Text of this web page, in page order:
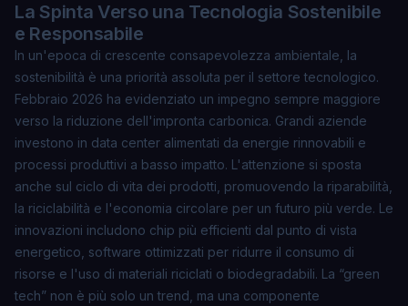
La Spinta Verso una Tecnologia Sostenibile
e Responsabile
In un'epoca di crescente consapevolezza ambientale, la
sostenibilità è una priorità assoluta per il settore tecnologico.
Febbraio 2026 ha evidenziato un impegno sempre maggiore
verso la riduzione dell'impronta carbonica. Grandi aziende
investono in data center alimentati da energie rinnovabili e
processi produttivi a basso impatto. L'attenzione si sposta
anche sul ciclo di vita dei prodotti, promuovendo la riparabilità,
la riciclabilità e l'economia circolare per un futuro più verde. Le
innovazioni includono chip più efficienti dal punto di vista
energetico, software ottimizzati per ridurre il consumo di
risorse e l'uso di materiali riciclati o biodegradabili. La “green
tech” non è più solo un trend, ma una componente